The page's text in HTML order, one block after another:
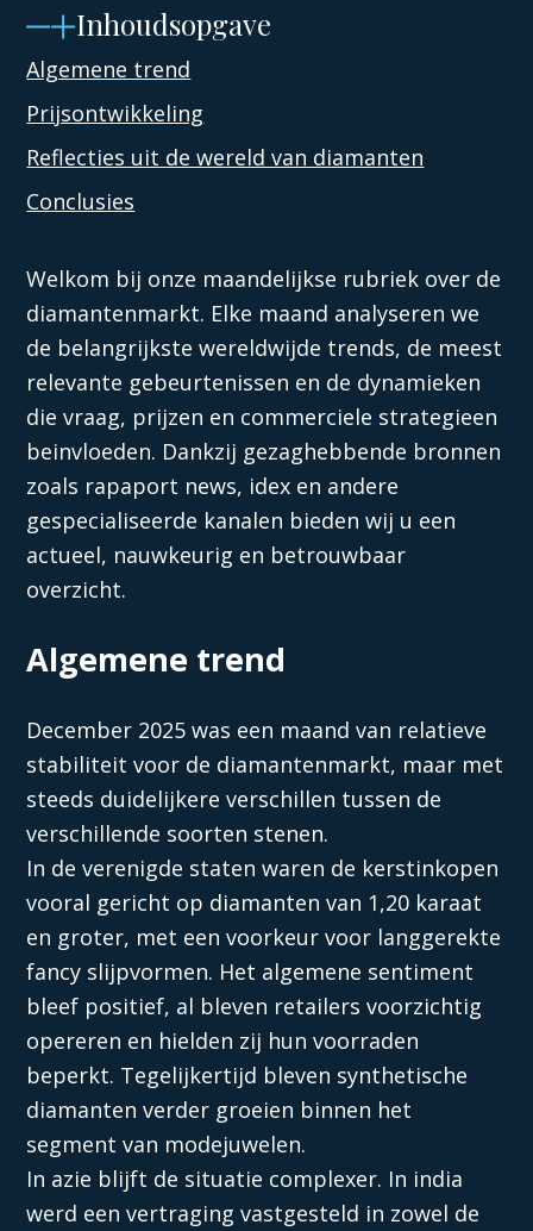
Inhoudsopgave
Algemene trend
Prijsontwikkeling
Reflecties uit de wereld van diamanten
Conclusies
Welkom bij onze maandelijkse rubriek over de
diamantenmarkt. Elke maand analyseren we
de belangrijkste wereldwijde trends, de meest
relevante gebeurtenissen en de dynamieken
die vraag, prijzen en commerciele strategieen
beinvloeden. Dankzij gezaghebbende bronnen
zoals rapaport news, idex en andere
gespecialiseerde kanalen bieden wij u een
actueel, nauwkeurig en betrouwbaar
overzicht.
Algemene trend
December 2025 was een maand van relatieve
stabiliteit voor de diamantenmarkt, maar met
steeds duidelijkere verschillen tussen de
verschillende soorten stenen.
In de verenigde staten waren de kerstinkopen
vooral gericht op diamanten van 1,20 karaat
en groter, met een voorkeur voor langgerekte
fancy slijpvormen. Het algemene sentiment
bleef positief, al bleven retailers voorzichtig
opereren en hielden zij hun voorraden
beperkt. Tegelijkertijd bleven synthetische
diamanten verder groeien binnen het
segment van modejuwelen.
In azie blijft de situatie complexer. In india
werd een vertraging vastgesteld in zowel de